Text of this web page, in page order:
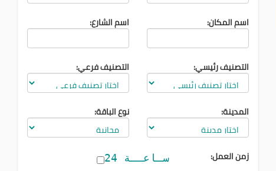
اسم المكان: اسم الشارع:
التصنيف رئيسي: التصنيف فرعي:
المدينة: نوع الباقة:
زمن العمل: سـاعــة 24